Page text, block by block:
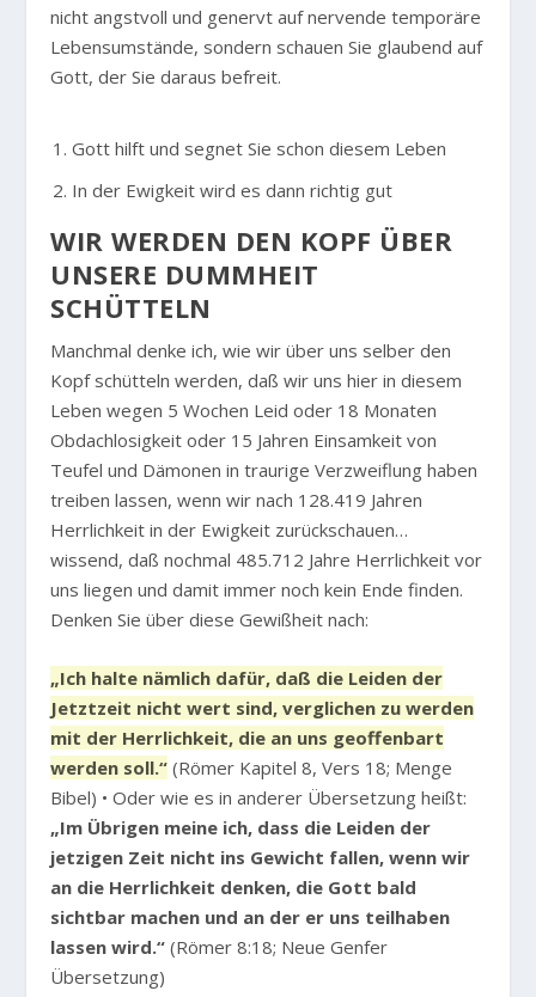
nicht angstvoll und genervt auf nervende temporäre
Lebensumstände, sondern schauen Sie glaubend auf
Gott, der Sie daraus befreit.
Gott hilft und segnet Sie schon diesem Leben
In der Ewigkeit wird es dann richtig gut
WIR WERDEN DEN KOPF ÜBER
UNSERE DUMMHEIT
SCHÜTTELN
Manchmal denke ich, wie wir über uns selber den
Kopf schütteln werden, daß wir uns hier in diesem
Leben wegen 5 Wochen Leid oder 18 Monaten
Obdachlosigkeit oder 15 Jahren Einsamkeit von
Teufel und Dämonen in traurige Verzweiflung haben
treiben lassen, wenn wir nach 128.419 Jahren
Herrlichkeit in der Ewigkeit zurückschauen…
wissend, daß nochmal 485.712 Jahre Herrlichkeit vor
uns liegen und damit immer noch kein Ende finden.
Denken Sie über diese Gewißheit nach:
„Ich halte nämlich dafür, daß die Leiden der
Jetztzeit nicht wert sind, verglichen zu werden
mit der Herrlichkeit, die an uns geoffenbart
werden soll.“ (Römer Kapitel 8, Vers 18; Menge
Bibel) • Oder wie es in anderer Übersetzung heißt:
„Im Übrigen meine ich, dass die Leiden der
jetzigen Zeit nicht ins Gewicht fallen, wenn wir
an die Herrlichkeit denken, die Gott bald
sichtbar machen und an der er uns teilhaben
lassen wird.“ (Römer 8:18; Neue Genfer
Übersetzung)